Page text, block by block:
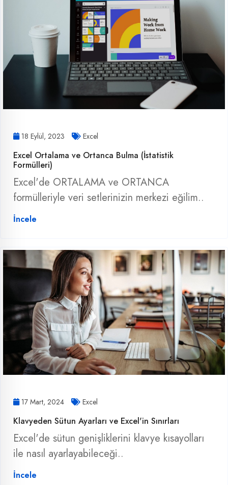
18 Eylül, 2023 Excel
Excel Ortalama ve Ortanca Bulma (İstatistik
Formülleri)
Excel'de ORTALAMA ve ORTANCA
formülleriyle veri setlerinizin merkezi eğilim..
İncele
17 Mart, 2024 Excel
Klavyeden Sütun Ayarları ve Excel'in Sınırları
Excel'de sütun genişliklerini klavye kısayolları
ile nasıl ayarlayabileceği..
İncele